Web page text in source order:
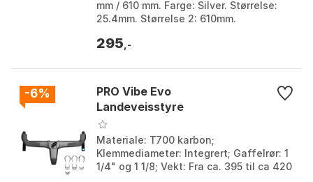
mm / 610 mm. Farge: Silver. Størrelse:
25.4mm. Størrelse 2: 610mm.
295 ,-
-6%
PRO Vibe Evo
Landeveisstyre
Materiale: T700 karbon;
Klemmediameter: Integrert; Gaffelrør: 1
1/4" og 1 1/8; Vekt: Fra ca. 395 til ca 420